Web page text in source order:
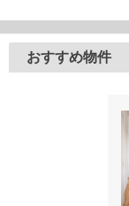
おすすめ物件